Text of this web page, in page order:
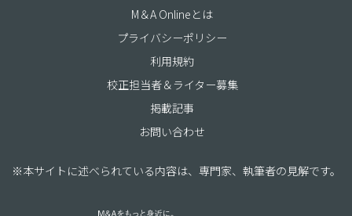
M＆A Onlineとは
プライバシーポリシー
利用規約
校正担当者＆ライター募集
掲載記事
お問い合わせ
※本サイトに述べられている内容は、専門家、執筆者の見解です。